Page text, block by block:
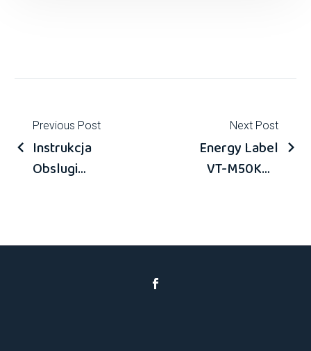
Previous Post
Instrukcja
Obslugi
Next Post
Energy Label
VT-M50KW-